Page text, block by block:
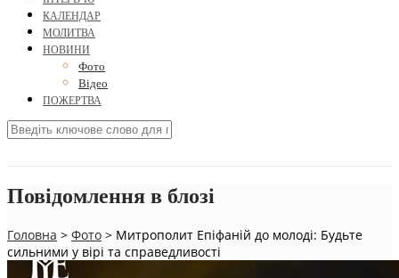
КАЛЕНДАР
МОЛИТВА
НОВИНИ
Фото
Відео
ПОЖЕРТВА
Повідомлення в блозі
Головна > Фото > Митрополит Епіфаній до молоді: Будьте
сильними у вірі та справедливості